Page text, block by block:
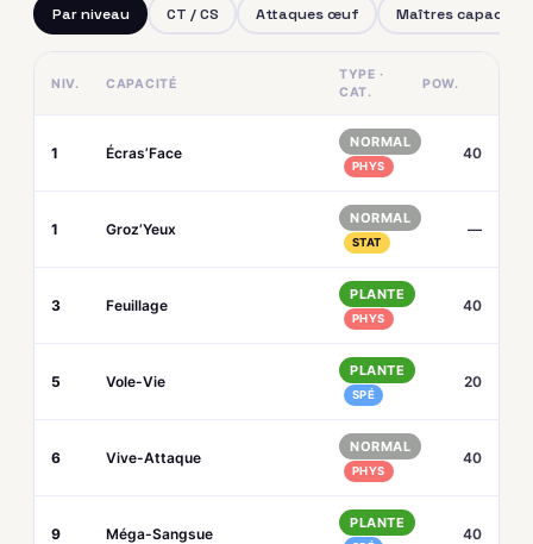
Par niveau CT / CS Attaques œuf Maîtres capacités
NIV. CAPACITÉ
TYPE ·
CAT.
POW.
1 Écras’Face
NORMAL
PHYS
40
1 Groz’Yeux
NORMAL
STAT
—
3 Feuillage
PLANTE
PHYS
40
5 Vole-Vie
PLANTE
SPÉ
20
6 Vive-Attaque
NORMAL
PHYS
40
9 Méga-Sangsue
PLANTE
40